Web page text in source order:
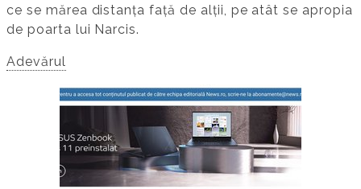
ce se mărea distanța față de alții, pe atât se apropia
de poarta lui Narcis.
Adevărul